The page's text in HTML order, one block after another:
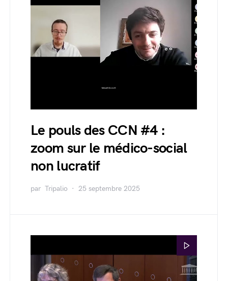
Le pouls des CCN #4 :
zoom sur le médico-social
non lucratif
par Tripalio 25 septembre 2025